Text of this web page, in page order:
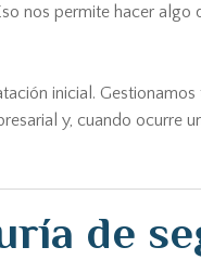
nos permite hacer
inicial.
y, cuando ocurre
de